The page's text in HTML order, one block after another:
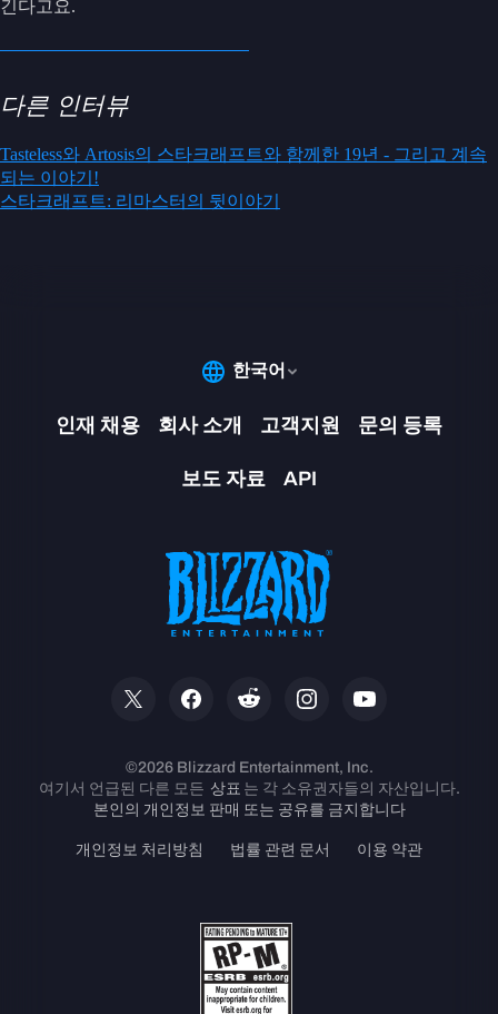
긴다고요.
다른 인터뷰
Tasteless와 Artosis의 스타크래프트와 함께한 19년 - 그리고 계속
되는 이야기!
스타크래프트: 리마스터의 뒷이야기